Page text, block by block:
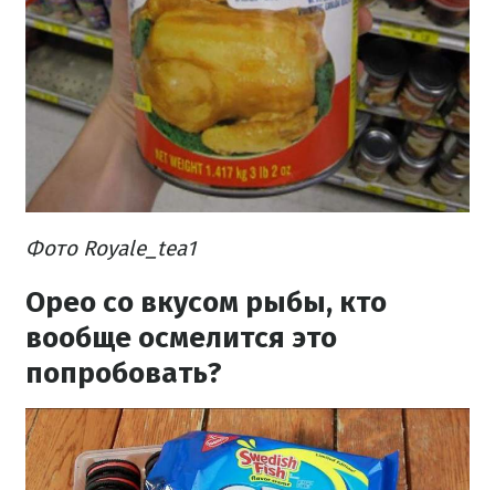
Фото Royale_tea1
Орео со вкусом рыбы, кто
вообще осмелится это
попробовать?